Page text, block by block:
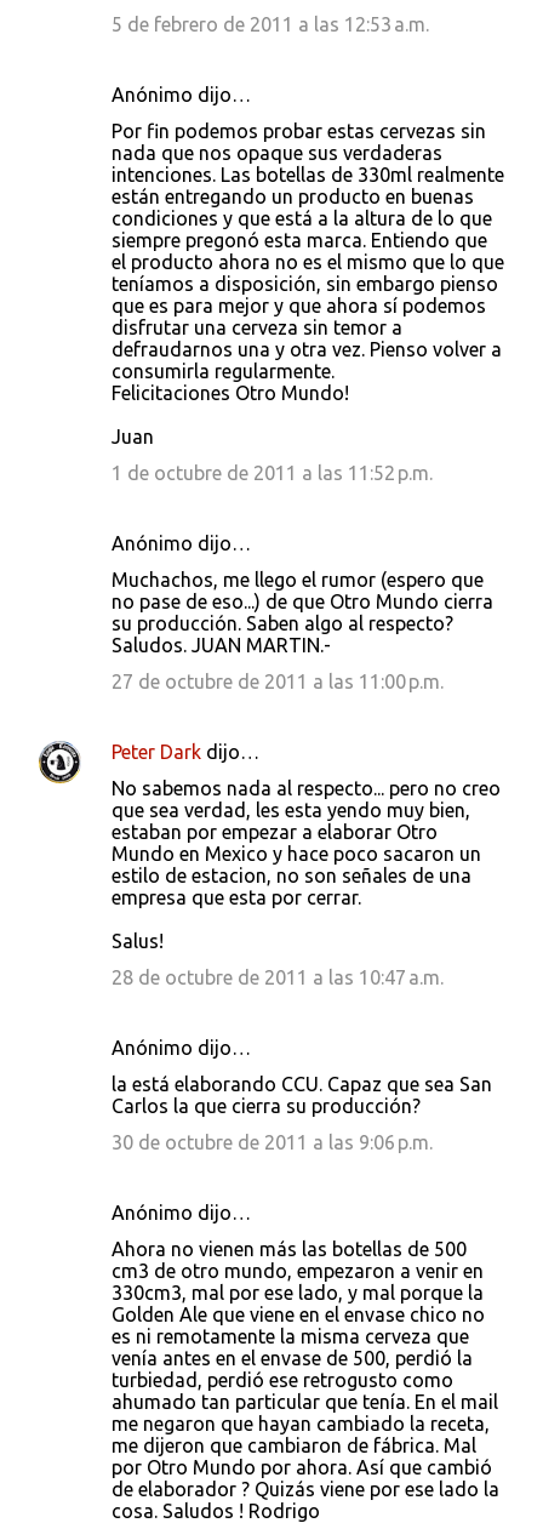
5 de febrero de 2011 a las 12:53 a.m.
Anónimo dijo…
Por fin podemos probar estas cervezas sin
nada que nos opaque sus verdaderas
intenciones. Las botellas de 330ml realmente
están entregando un producto en buenas
condiciones y que está a la altura de lo que
siempre pregonó esta marca. Entiendo que
el producto ahora no es el mismo que lo que
teníamos a disposición, sin embargo pienso
que es para mejor y que ahora sí podemos
disfrutar una cerveza sin temor a
defraudarnos una y otra vez. Pienso volver a
consumirla regularmente.
Felicitaciones Otro Mundo!
Juan
1 de octubre de 2011 a las 11:52 p.m.
Anónimo dijo…
Muchachos, me llego el rumor (espero que
no pase de eso...) de que Otro Mundo cierra
su producción. Saben algo al respecto?
Saludos. JUAN MARTIN.-
27 de octubre de 2011 a las 11:00 p.m.
Peter Dark dijo…
No sabemos nada al respecto... pero no creo
que sea verdad, les esta yendo muy bien,
estaban por empezar a elaborar Otro
Mundo en Mexico y hace poco sacaron un
estilo de estacion, no son señales de una
empresa que esta por cerrar.
Salus!
28 de octubre de 2011 a las 10:47 a.m.
Anónimo dijo…
la está elaborando CCU. Capaz que sea San
Carlos la que cierra su producción?
30 de octubre de 2011 a las 9:06 p.m.
Anónimo dijo…
Ahora no vienen más las botellas de 500
cm3 de otro mundo, empezaron a venir en
330cm3, mal por ese lado, y mal porque la
Golden Ale que viene en el envase chico no
es ni remotamente la misma cerveza que
venía antes en el envase de 500, perdió la
turbiedad, perdió ese retrogusto como
ahumado tan particular que tenía. En el mail
me negaron que hayan cambiado la receta,
me dijeron que cambiaron de fábrica. Mal
por Otro Mundo por ahora. Así que cambió
de elaborador ? Quizás viene por ese lado la
cosa. Saludos ! Rodrigo